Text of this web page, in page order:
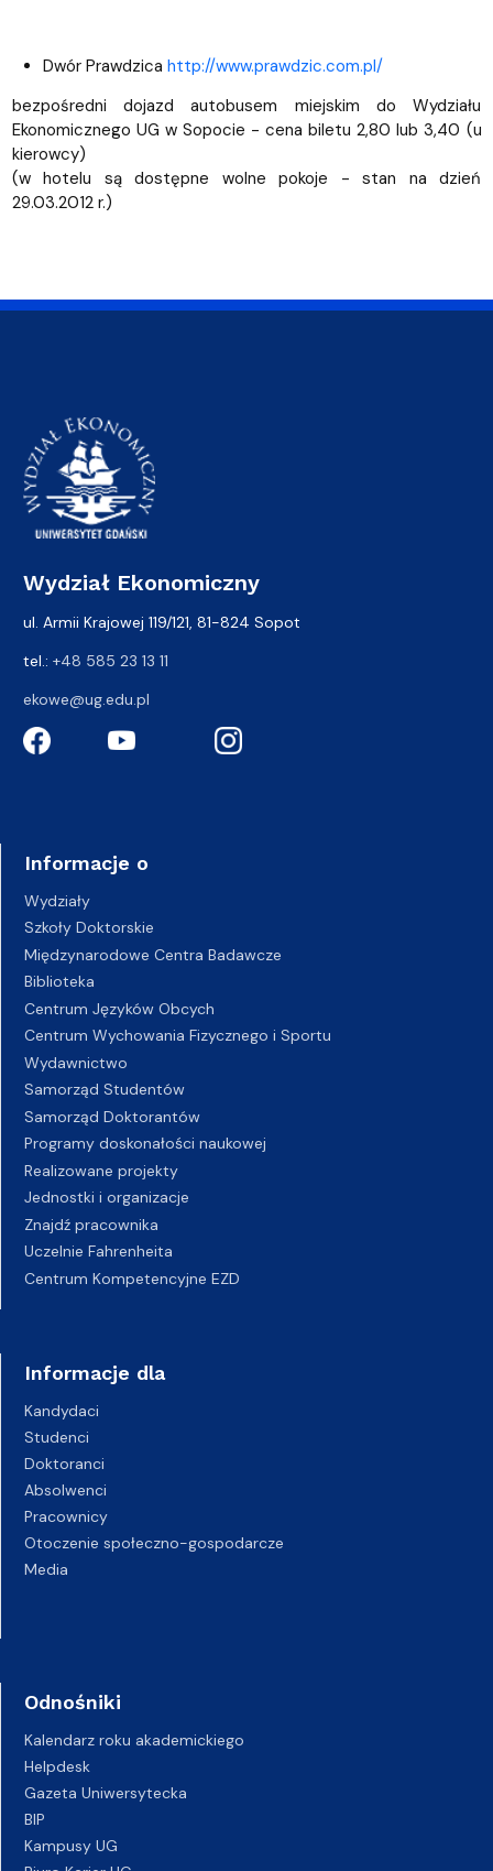
Dwór Prawdzica http://www.prawdzic.com.pl/
bezpośredni dojazd autobusem miejskim do Wydziału
Ekonomicznego UG w Sopocie - cena biletu 2,80 lub 3,40 (u
kierowcy)
(w hotelu są dostępne wolne pokoje - stan na dzień
29.03.2012 r.)
Wydział Ekonomiczny
ul. Armii Krajowej 119/121, 81-824 Sopot
tel.: +48 585 23 13 11
ekowe@ug.edu.pl
Informacje o
Wydziały
Szkoły Doktorskie
Międzynarodowe Centra Badawcze
Biblioteka
Centrum Języków Obcych
Centrum Wychowania Fizycznego i Sportu
Wydawnictwo
Samorząd Studentów
Samorząd Doktorantów
Programy doskonałości naukowej
Realizowane projekty
Jednostki i organizacje
Znajdź pracownika
Uczelnie Fahrenheita
Centrum Kompetencyjne EZD
Informacje dla
Kandydaci
Studenci
Doktoranci
Absolwenci
Pracownicy
Otoczenie społeczno-gospodarcze
Media
Odnośniki
Kalendarz roku akademickiego
Helpdesk
Gazeta Uniwersytecka
BIP
Kampusy UG